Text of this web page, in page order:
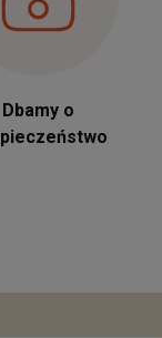
Dbamy o